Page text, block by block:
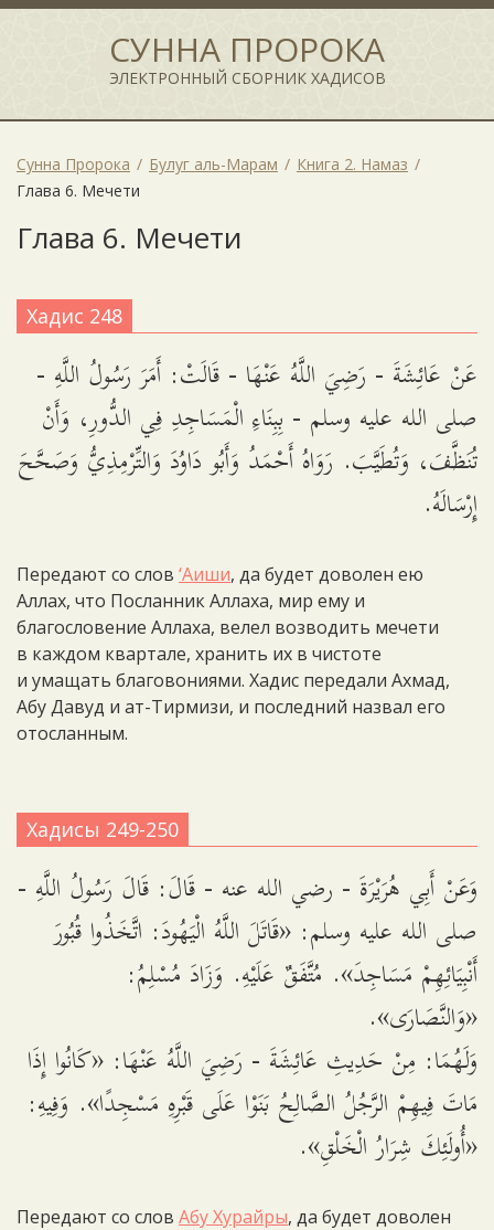
СУННА ПРОРОКА
ЭЛЕКТРОННЫЙ СБОРНИК ХАДИСОВ
Сунна Пророка Булуг аль-Марам
Книга 2. Намаз
Глава 6. Мечети
Глава 6. Мечети
Хадис 248
عَنْ عَائِشَةَ - رَضِيَ اللَّهُ عَنْهَا - قَالَتْ: أَمَرَ رَسُولُ اللَّهِ -
صلى الله عليه وسلم - بِبِنَاءِ الْمَسَاجِدِ فِي الدُّورِ، وَأَنْ
تُنَظَّفَ، وَتُطَيَّبَ. رَوَاهُ أَحْمَدُ وَأَبُو دَاوُدَ وَالتِّرْمِذِيُّ وَصَحَّحَ
إِرْسَالَهُ.
Передают со слов ‘Аиши, да будет доволен ею
Аллах, что Посланник Аллаха, мир ему и
благословение Аллаха, велел возводить мечети
в каждом квартале, хранить их в чистоте
и умащать благовониями. Хадис передали Ахмад,
Абу Давуд и ат-Тирмизи, и последний назвал его
отосланным.
Хадисы 249-250
وَعَنْ أَبِي هُرَيْرَةَ - رضي الله عنه - قَالَ: قَالَ رَسُولُ اللَّهِ -
صلى الله عليه وسلم: «قَاتَلَ اللَّهُ الْيَهُودَ: اتَّخَذُوا قُبُورَ
أَنْبِيَائِهِمْ مَسَاجِدَ». مُتَّفَقٌ عَلَيْهِ. وَزَادَ مُسْلِمُ:
«وَالنَّصَارَى».
وَلَهُمَا: مِنْ حَدِيثِ عَائِشَةَ - رَضِيَ اللَّهُ عَنْهَا: «كَانُوا إِذَا
مَاتَ فِيهِمْ الرَّجُلُ الصَّالِحُ بَنَوْا عَلَى قَبْرِهِ مَسْجِدًا». وَفِيهِ:
«أُولَئِكَ شِرَارُ الْخَلْقِ».
Передают со слов Абу Хурайры, да будет доволен